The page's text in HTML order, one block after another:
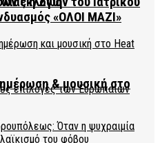
«ΟΛΟΙ ΜΑΖΙ»
& μουσική στο